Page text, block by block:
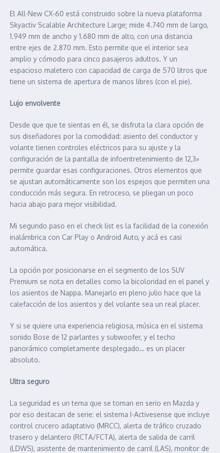
El All-New CX-60 está construido sobre la nueva plataforma
Skyactiv Scalable Architecture Large; mide 4.740 mm de largo,
1.949 mm de ancho y 1.680 mm de alto, con una distancia
entre ejes de 2.870 mm. Esto permite que el interior sea
amplio y cómodo para cinco pasajeros adultos. Y un
espacioso maletero con capacidad de carga de 570 litros que
tiene un sistema de apertura de manos libres (con el pie).
Lujo envolvente
Desde que que te sientas en él, se disfruta la clara opción de
sus diseñadores por la comodidad: asiento del conductor y
volante tienen controles eléctricos para su ajuste y la
configuración de la pantalla de infoentretenimiento de 12,3»
permite guardar esas configuraciones. Otros elementos que
se ajustan automáticamente son los espejos que permiten una
conducción más segura. En retroceso, se pliegan un poco
hacia abajo para mejor visibilidad.
Mi segundo paso en el check list es la facilidad de la conexión
inalámbrica con Car Play o Android Auto, y acá es casi
automática.
La opción por posicionarse en el segmento de los SUV
Premium se nota en detalles como la bicoloridad en el panel y
los asientos de Nappa. Manejarlo en pleno julio hace que la
calefacción de los asientos y del volante sea un real placer.
Y si se quiere una experiencia religiosa, música en el sistema
sonido Bose de 12 parlantes y subwoofer, y el techo
panorámico completamente desplegado… es un placer
absoluto.
Ultra seguro
La seguridad es un tema que se toman en serio en Mazda y
por eso destacan de serie: el sistema I-Activesense que incluye
control crucero adaptativo (MRCC), alerta de tráfico cruzado
trasero y delantero (RCTA/FCTA), alerta de salida de carril
(LDWS), asistente de mantenimiento de carril (LAS), monitor de